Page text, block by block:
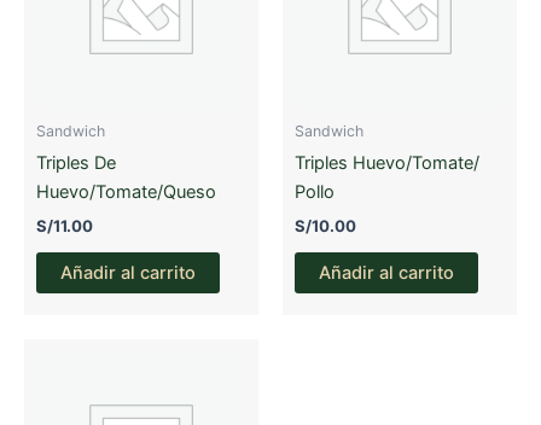
página
producto
Sandwich
Triples De
Huevo/Tomate/Queso
S/11.00
Añadir al carrito
Sandwich
Triples Huevo/Tomate/
Pollo
S/10.00
Añadir al carrito